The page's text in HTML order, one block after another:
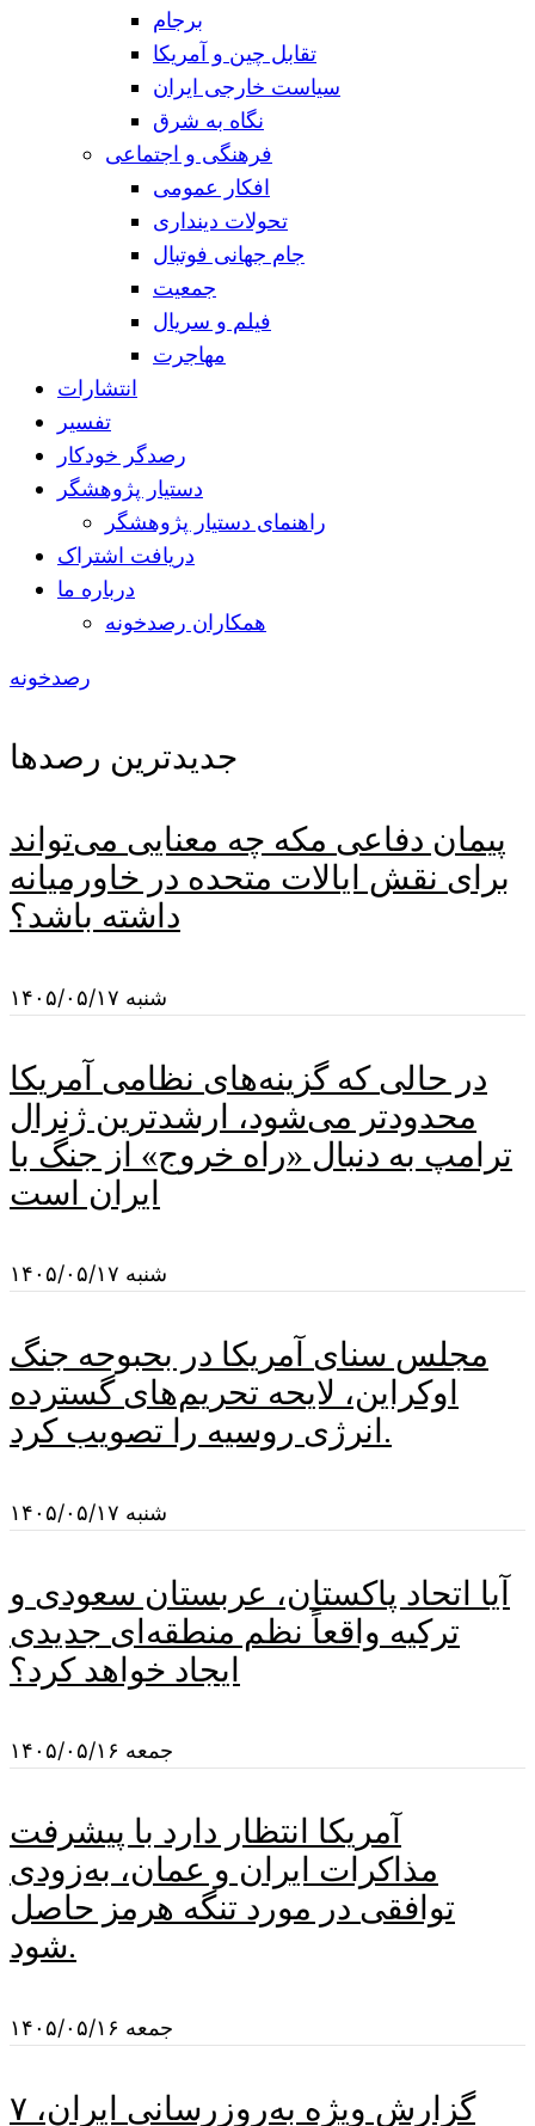
برجام
تقابل چین و آمریکا
سیاست خارجی ایران
نگاه به شرق
فرهنگی و اجتماعی
افکار عمومی
تحولات دینداری
جام جهانی فوتبال
جمعیت
فیلم و سریال
مهاجرت
انتشارات
تفسیر
رصدگر خودکار
دستیار پژوهشگر
راهنمای دستیار پژوهشگر
دریافت اشتراک
درباره ما
همکاران رصدخونه
رصدخونه
جدیدترین رصدها
پیمان دفاعی مکه چه معنایی می‌تواند
برای نقش ایالات متحده در خاورمیانه
داشته باشد؟
شنبه ۱۴۰۵/۰۵/۱۷
در حالی که گزینه‌های نظامی آمریکا
محدودتر می‌شود، ارشدترین ژنرال
ترامپ به دنبال «راه خروج» از جنگ با
ایران است
شنبه ۱۴۰۵/۰۵/۱۷
مجلس سنای آمریکا در بحبوحه جنگ
اوکراین، لایحه تحریم‌های گسترده
انرژی روسیه را تصویب کرد.
شنبه ۱۴۰۵/۰۵/۱۷
آیا اتحاد پاکستان، عربستان سعودی و
ترکیه واقعاً نظم منطقه‌ای جدیدی
ایجاد خواهد کرد؟
جمعه ۱۴۰۵/۰۵/۱۶
آمریکا انتظار دارد با پیشرفت
مذاکرات ایران و عمان، به‌زودی
توافقی در مورد تنگه هرمز حاصل
شود.
جمعه ۱۴۰۵/۰۵/۱۶
گزارش ویژه به‌روزرسانی ایران، ۷